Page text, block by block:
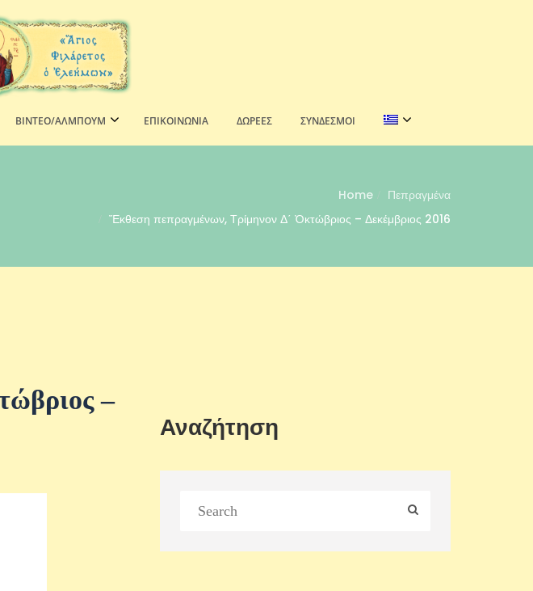
ΒΙΝΤΕΟ/ΑΛΜΠΟΥΜ ΕΠΙΚΟΙΝΩΝΊΑ ΔΩΡΕΈΣ ΣΎΝΔΕΣΜΟΙ
Home
Πεπραγμένα
Ἔκθεση πεπραγμένων, Τρίμηνον Δ΄ Ὀκτώβριος – Δεκέμβριος 2016
–
Αναζήτηση